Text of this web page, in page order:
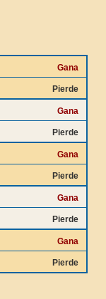
Gana
Pierde
Gana
Pierde
Gana
Pierde
Gana
Pierde
Gana
Pierde